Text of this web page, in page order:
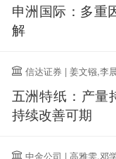
申洲国际：多重
解
信达证券 | 姜文镪,李
五洲特纸：产量
持续改善可期
中金公司 | 高雅雯,邓